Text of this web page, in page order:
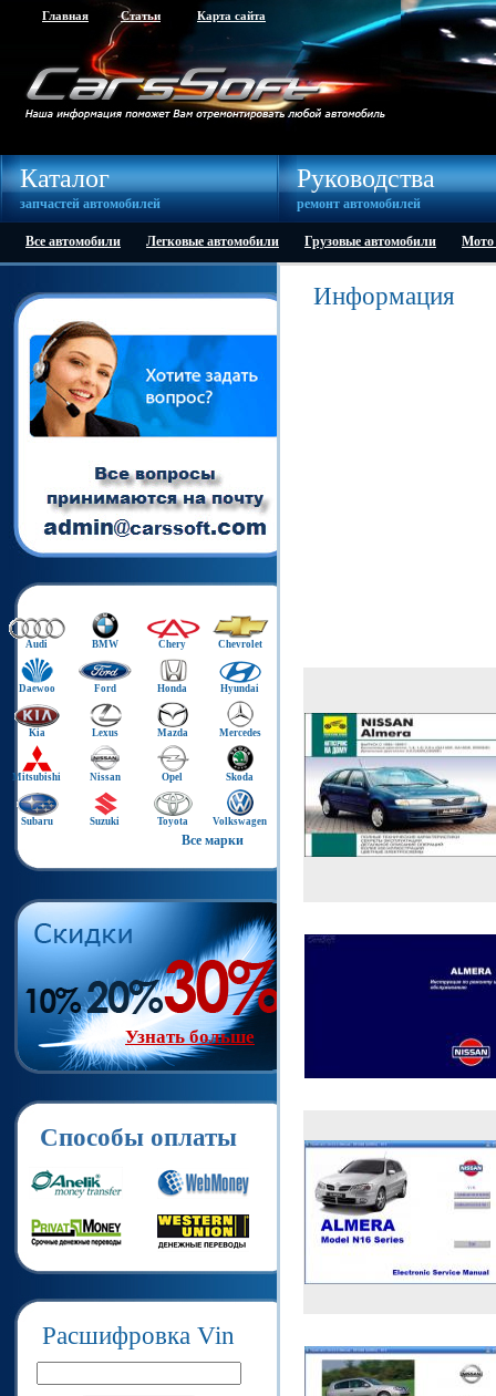
Главная Статьи Карта сайта
Каталог
запчастей автомобилей
Руководства
ремонт автомобилей
Все автомобили Легковые автомобили Грузовые автомобили Мото
Audi BMW Chery Chevrolet
Daewoo Ford Honda Hyundai
Kia Lexus Mazda Mercedes
Mitsubishi Nissan Opel Skoda
Subaru Suzuki Toyota Volkswagen
Все марки
Узнать больше
Способы оплаты
Расшифровка Vin
Информация